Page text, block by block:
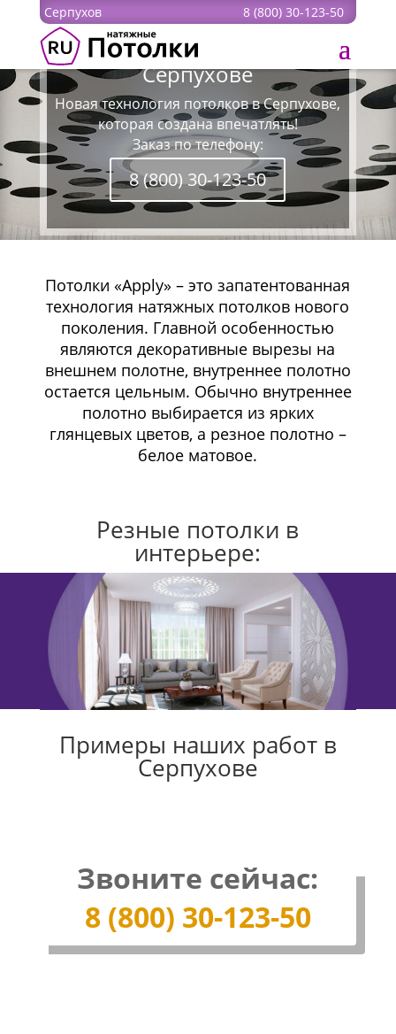
Серпухов 8 (800) 30-123-50
Резны́енатяжные потолки в
Серпухове
Новая технология потолков в Серпухове,
которая создана впечатлять!
Заказ по телефону:
8 (800) 30-123-50
Потолки «Apply» – это запатентованная
технология натяжных потолков нового
поколения. Главной особенностью
являются декоративные вырезы на
внешнем полотне, внутреннее полотно
остается цельным. Обычно внутреннее
полотно выбирается из ярких
глянцевых цветов, а резное полотно –
белое матовое.
Резные потолки в
интерьере:
Примеры наших работ в
Серпухове
Звоните сейчас:
8 (800) 30-123-50